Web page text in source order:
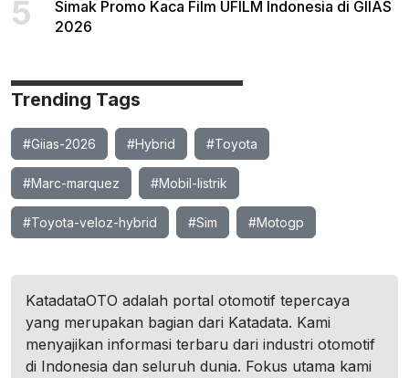
5
Simak Promo Kaca Film UFILM Indonesia di GIIAS
2026
Trending Tags
#Giias-2026 #Hybrid #Toyota
#Marc-marquez #Mobil-listrik
#Toyota-veloz-hybrid #Sim #Motogp
KatadataOTO adalah portal otomotif tepercaya
yang merupakan bagian dari Katadata. Kami
menyajikan informasi terbaru dari industri otomotif
di Indonesia dan seluruh dunia. Fokus utama kami